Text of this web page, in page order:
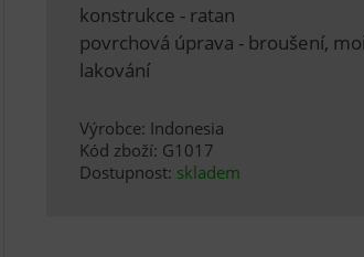
konstrukce - ratan
povrchová úprava - broušení,
lakování
Výrobce: Indonesia
Kód zboží: G1017
Dostupnost: skladem